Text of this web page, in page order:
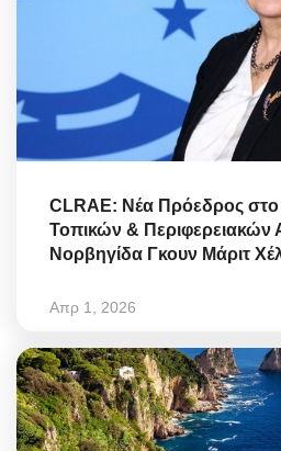
CLRAE: Νέα Πρόεδρος
Τοπικών & Περιφερειακών
Νορβηγίδα Γκουν Μάριτ
Απρ 1, 2026